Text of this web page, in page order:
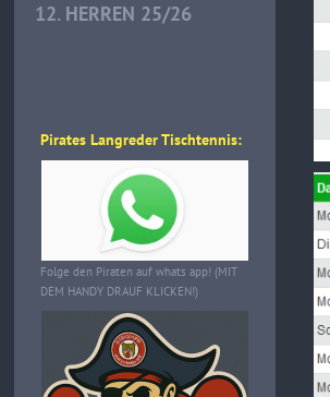
12. HERREN 25/26
Pirates Langreder Tischtennis:
Folge den Piraten auf whats app! (MIT
DEM HANDY DRAUF KLICKEN!)